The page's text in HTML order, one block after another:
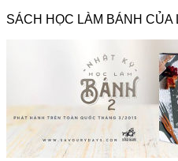
SÁCH HỌC LÀM BÁNH CỦA